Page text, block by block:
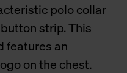
polo collar
strip. This
features an
on the chest.